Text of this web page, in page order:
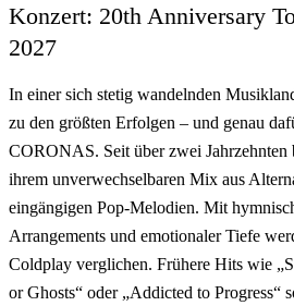
Konzert: 20th Anniversary
2027
In einer sich stetig wandelnden
zu den größten Erfolgen – und genau
CORONAS. Seit über zwei Jahrzehnten
ihrem unverwechselbaren Mix aus
eingängigen Pop-Melodien. Mit
Arrangements und emotionaler Tiefe
Coldplay verglichen. Frühere Hits wie
or Ghosts“ oder „Addicted to Progress“